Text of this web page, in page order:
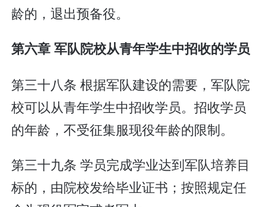
龄的，退出预备役。
第六章 军队院校从青年学生中招收的学员
第三十八条 根据军队建设的需要，军队院
校可以从青年学生中招收学员。招收学员
的年龄，不受征集服现役年龄的限制。
第三十九条 学员完成学业达到军队培养目
标的，由院校发给毕业证书；按照规定任